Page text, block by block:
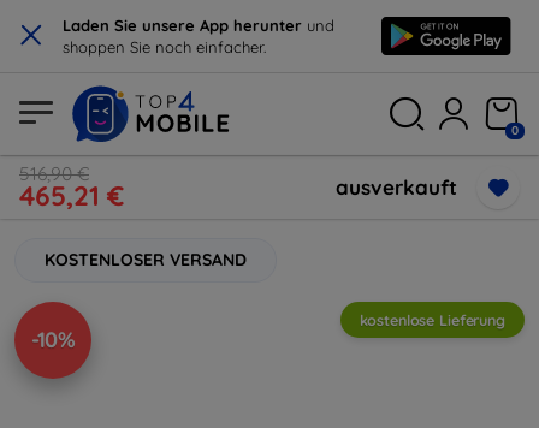
× Laden Sie unsere App herunter und
shoppen Sie noch einfacher.
0
516,90 €
465,21 € ausverkauft
KOSTENLOSER VERSAND
-10%
kostenlose Lieferung